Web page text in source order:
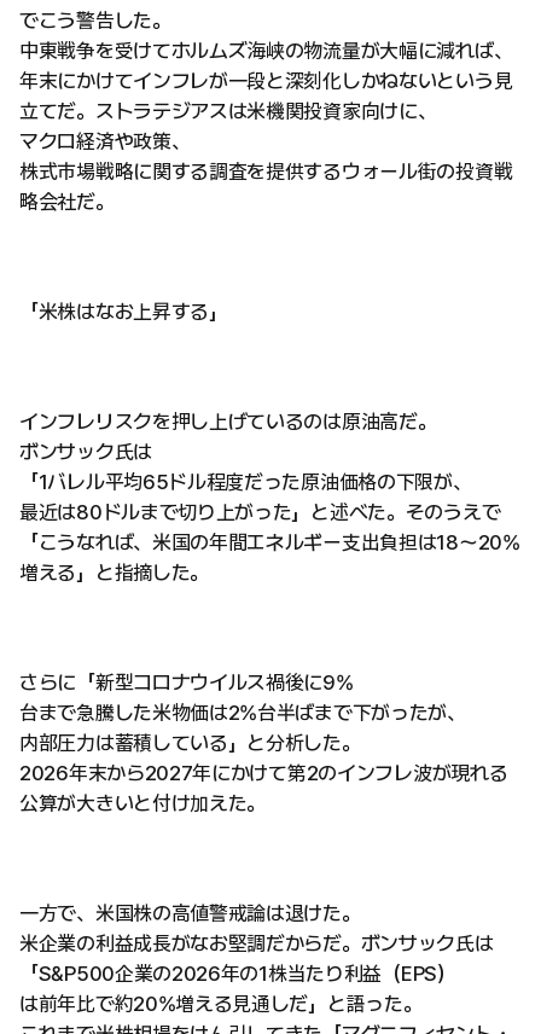
でこう警告した。
中東戦争を受けてホルムズ海峡の物流量が大幅に減れば、
年末にかけてインフレが一段と深刻化しかねないという見
立てだ。ストラテジアスは米機関投資家向けに、
マクロ経済や政策、
株式市場戦略に関する調査を提供するウォール街の投資戦
略会社だ。
「米株はなお上昇する」
インフレリスクを押し上げているのは原油高だ。
ボンサック氏は
「1バレル平均65ドル程度だった原油価格の下限が、
最近は80ドルまで切り上がった」と述べた。そのうえで
「こうなれば、米国の年間エネルギー支出負担は18〜20%
増える」と指摘した。
さらに「新型コロナウイルス禍後に9%
台まで急騰した米物価は2%台半ばまで下がったが、
内部圧力は蓄積している」と分析した。
2026年末から2027年にかけて第2のインフレ波が現れる
公算が大きいと付け加えた。
一方で、米国株の高値警戒論は退けた。
米企業の利益成長がなお堅調だからだ。ボンサック氏は
「S&P500企業の2026年の1株当たり利益（EPS）
は前年比で約20%増える見通しだ」と語った。